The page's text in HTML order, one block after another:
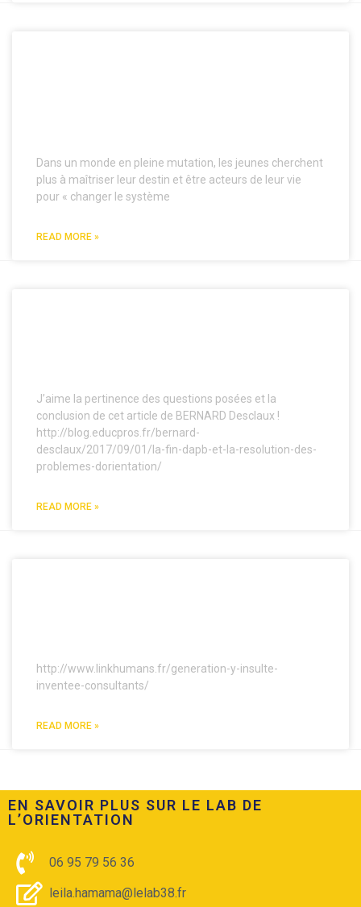
Dans un monde en pleine mutation, les jeunes cherchent
plus à maîtriser leur destin et être acteurs de leur vie
pour « changer le système
READ MORE »
J’aime la pertinence des questions posées et la
conclusion de cet article de BERNARD Desclaux !
http://blog.educpros.fr/bernard-
desclaux/2017/09/01/la-fin-dapb-et-la-resolution-des-
problemes-dorientation/
READ MORE »
http://www.linkhumans.fr/generation-y-insulte-
inventee-consultants/
READ MORE »
EN SAVOIR PLUS SUR LE LAB DE
L’ORIENTATION​
06 95 79 56 36
leila.hamama@lelab38.fr